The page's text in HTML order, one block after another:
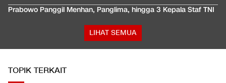
Prabowo Panggil Menhan, Panglima, hingga 3 Kepala Staf TNI
LIHAT SEMUA
TOPIK TERKAIT